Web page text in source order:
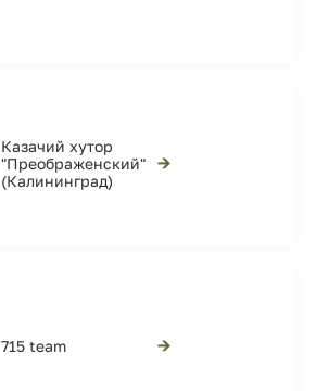
Казачий хутор
"Преображенский"
(Калининград)
→
715 team →